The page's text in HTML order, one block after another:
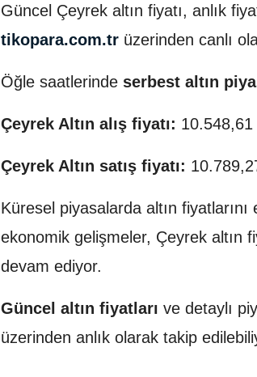
Güncel Çeyrek altın fiyatı, anlık
tikopara.com.tr üzerinden canlı
Öğle saatlerinde serbest altın
Çeyrek Altın alış fiyatı: 10.548,61
Çeyrek Altın satış fiyatı:
Küresel piyasalarda altın
ekonomik gelişmeler, Çeyrek altın
devam ediyor.
Güncel altın fiyatları ve detaylı
üzerinden anlık olarak takip